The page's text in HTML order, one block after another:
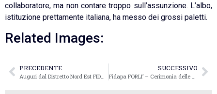
collaboratore, ma non contare troppo sull’assunzione. L’albo,
istituzione prettamente italiana, ha messo dei grossi paletti.
Related Images:
PRECEDENTE SUCCESSIVO